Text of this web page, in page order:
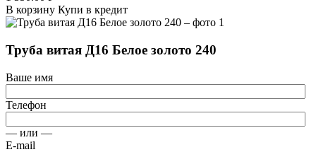
В корзину Купи в кредит
Труба витая Д16 Белое золото 240
Ваше имя
Телефон
— или —
E-mail